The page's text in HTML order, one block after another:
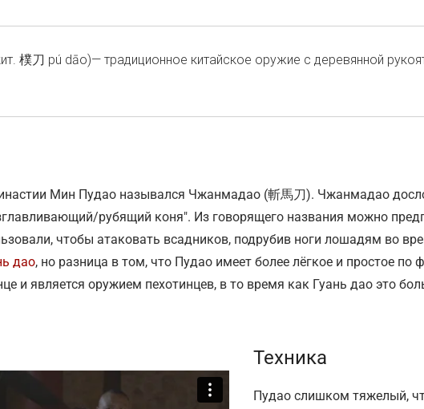
樸刀 pú dāo)— традиционное китайское оружие с деревянной
Мин Пудао назывался Чжанмадао (斬馬刀). Чжанмадао
рубящий коня". Из говорящего названия можно
чтобы атаковать всадников, подрубив ноги лошадям во
дао, но разница в том, что Пудао имеет более лёгкое и простое по
и является оружием пехотинцев, в то время как Гуань дао это
Техника
Пудао слишком тяжелый,